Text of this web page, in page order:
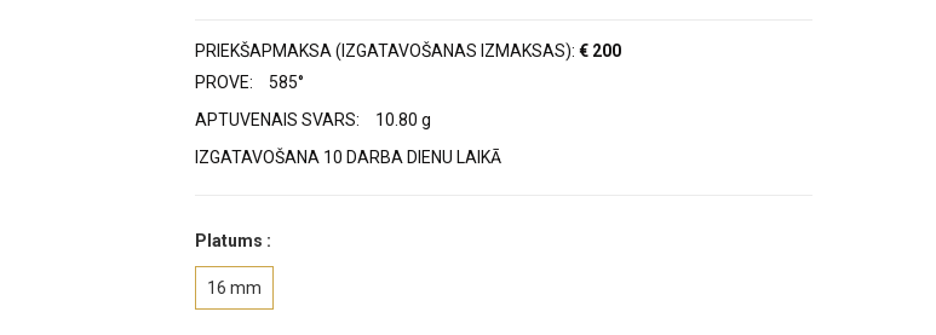
PRIEKŠAPMAKSA (IZGATAVOŠANAS IZMAKSAS): € 200
PROVE:
585°
APTUVENAIS SVARS:
10.80 g
IZGATAVOŠANA 10 DARBA DIENU LAIKĀ
Platums :
16 mm